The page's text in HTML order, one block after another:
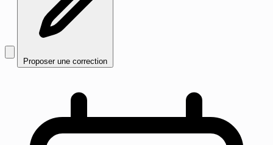
Proposer une correction